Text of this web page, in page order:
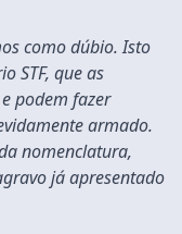
como dúbio. Isto
STF, que as
podem fazer
armado.
nomenclatura,
já apresentado